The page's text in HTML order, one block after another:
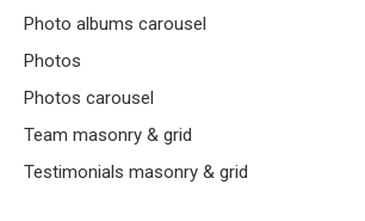
Photo albums carousel
Photos
Photos carousel
Team masonry & grid
Testimonials masonry & grid